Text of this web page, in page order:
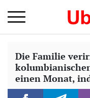
Die Familie
einen Monat,